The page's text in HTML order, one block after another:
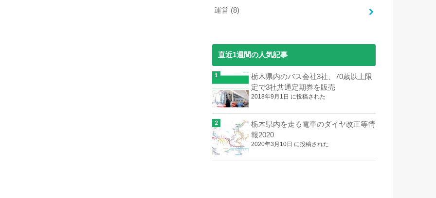
運営 (8)
直近1週間の人気記事
栃木県内のバス会社3社、70歳以上限
定で3社共通定期券を販売
2018年9月1日 に投稿された
栃木県内を走る電車のダイヤ改正等情
報2020
2020年3月10日 に投稿された